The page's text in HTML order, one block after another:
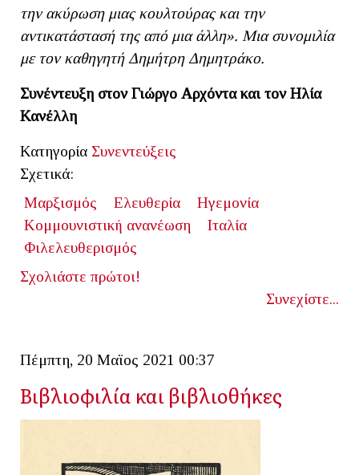
την ακύρωση μιας κουλτούρας και την
αντικατάστασή της από μια άλλη». Μια συνομιλία
με τον καθηγητή Δημήτρη Δημητράκο.
Συνέντευξη στον Γιώργο Αρχόντα και τον Ηλία
Κανέλλη
Κατηγορία Συνεντεύξεις
Σχετικά:
Μαρξισμός
Ελευθερία
Ηγεμονία
Κομμουνιστική ανανέωση
Ιταλία
Φιλελευθερισμός
Σχολιάστε πρώτοι!
Συνεχίστε...
Πέμπτη, 20 Μαϊος 2021 00:37
Βιβλιοφιλία και βιβλιοθήκες